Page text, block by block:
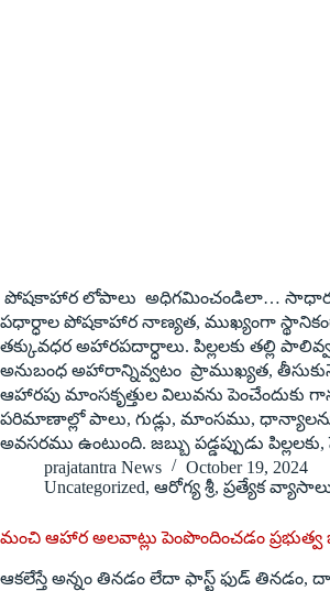
పోషకాహార లోపాలు అధిగమించండిలా…
పధార్ధాల పోషకాహార నాణ్యత, ముఖ్యంగా
తక్కువధర అహారపదార్ధాలు. పిల్లలకు తల్లి
అనుబంధ అహారాన్నివ్వటం ప్రాముఖ్యత,
ఆహారపు మాంసకృత్తుల విలువను పెంచేందుకు
పరిమాణాల్లో పాలు, గుడ్లు, మాంసము,
అవసరము ఉంటుంది. జబ్బు పడ్డప్పుడు పిల్లలకు,
prajatantra News
October 19, 2024
Uncategorized, ఆరోగ్య శ్రీ, ప్రత్యేక
మంచి ఆహార అలవాట్లు పెంపొందించడం
ఆకలేస్తే అన్నం తినడం లేదా ఫాస్ట్ ఫుడ్ తినడం,